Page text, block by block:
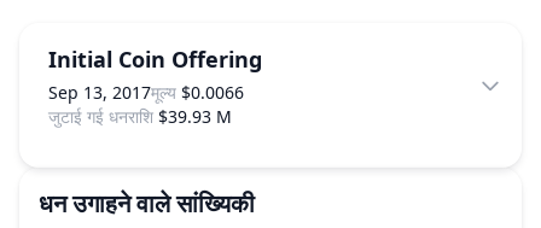
Initial Coin Offering
Sep 13, 2017मूल्य $0.0066
जुटाई गई धनराशि $39.93 M
धन उगाहने वाले सांख्यिकी